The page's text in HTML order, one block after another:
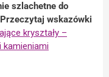
szlachetne do
wskazówki
kryształy –
kamieniami